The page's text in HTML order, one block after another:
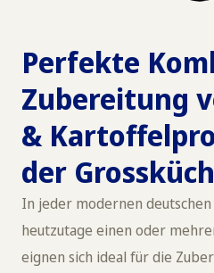
Perfekte
Zubereitung
&
der
In jeder modernen
heutzutage einen oder
eignen sich ideal für die